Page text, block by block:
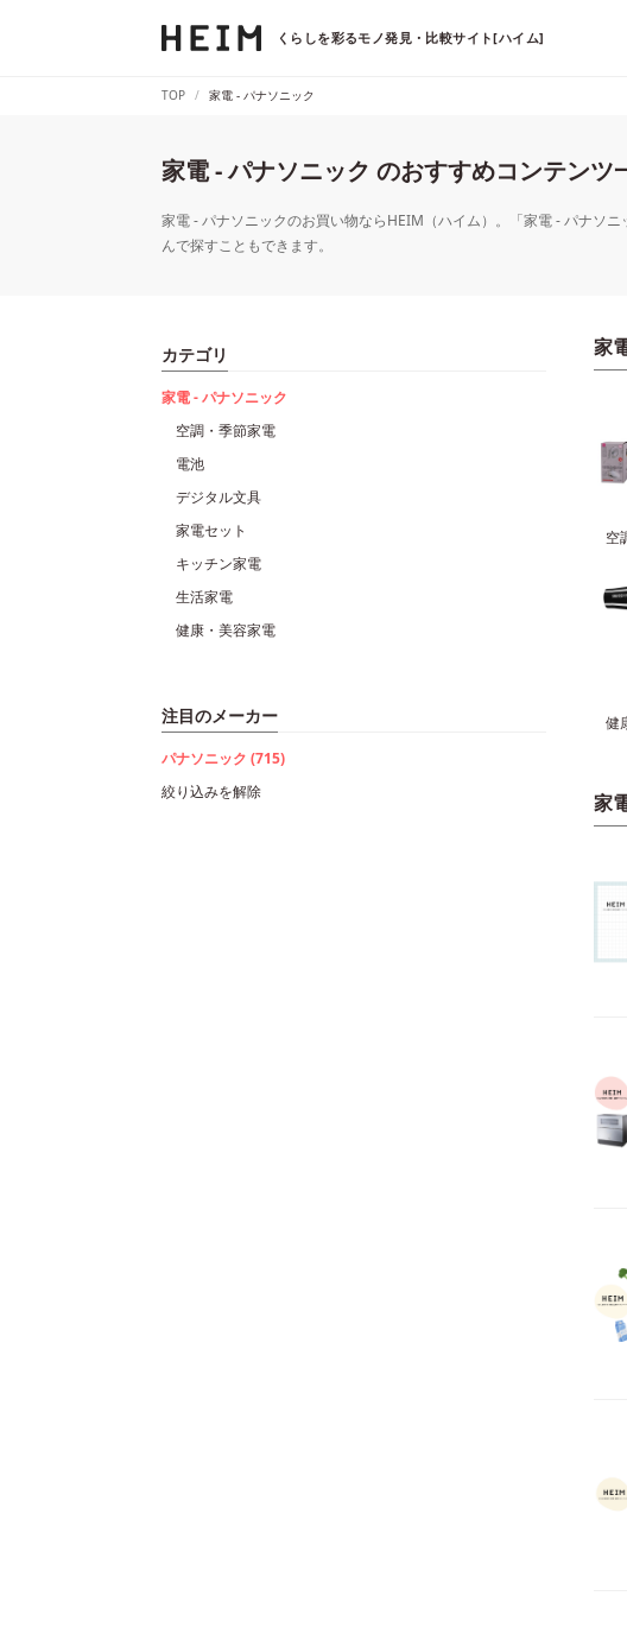
くらしを彩るモノ発見・比較サイト[ハイム]
TOP 家電 - パナソニック
家電 - パナソニック のおすすめコンテンツ
家電 - パナソニックのお買い物ならHEIM（ハイム）。「家電 - パナソ
んで探すこともできます。
家
空
健
家
カテゴリ
家電 - パナソニック
空調・季節家電
電池
デジタル文具
家電セット
キッチン家電
生活家電
健康・美容家電
注目のメーカー
パナソニック (715)
絞り込みを解除